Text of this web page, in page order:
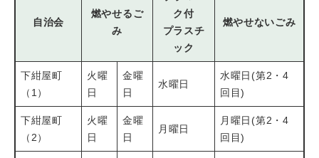
自治会
燃やせるご
み
ク付
プラスチ
ック
燃やせないごみ
下紺屋町
（1）
火曜
日
金曜
日
水曜日
水曜日(第2・4
回目)
下紺屋町
（2）
火曜
日
金曜
日
月曜日
月曜日(第2・4
回目)